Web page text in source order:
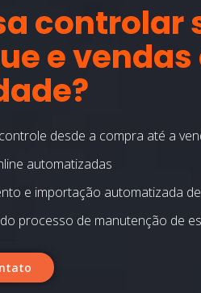
controlar
e
desde a compra até a
automatizadas
e importação automatizada
processo de manutenção de